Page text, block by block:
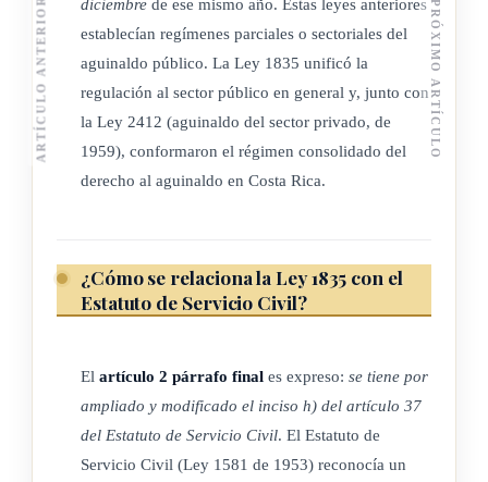
diciembre de ese mismo año. Estas leyes anteriores
establecían regímenes parciales o sectoriales del
aguinaldo público. La Ley 1835 unificó la
regulación al sector público en general y, junto con
la Ley 2412 (aguinaldo del sector privado, de
1959), conformaron el régimen consolidado del
derecho al aguinaldo en Costa Rica.
¿Cómo se relaciona la Ley 1835 con el
Estatuto de Servicio Civil?
El artículo 2 párrafo final es expreso: se tiene por
ampliado y modificado el inciso h) del artículo 37
del Estatuto de Servicio Civil. El Estatuto de
Servicio Civil (Ley 1581 de 1953) reconocía un
ARTÍCULO ANTERIOR PRÓXIMO ARTÍCULO